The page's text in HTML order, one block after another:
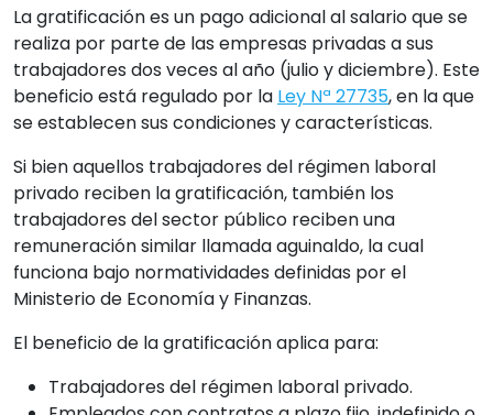
La gratificación es un pago adicional al salario que se
realiza por parte de las empresas privadas a sus
trabajadores dos veces al año (julio y diciembre). Este
beneficio está regulado por la Ley Nª 27735, en la que
se establecen sus condiciones y características.
Si bien aquellos trabajadores del régimen laboral
privado reciben la gratificación, también los
trabajadores del sector público reciben una
remuneración similar llamada aguinaldo, la cual
funciona bajo normatividades definidas por el
Ministerio de Economía y Finanzas.
El beneficio de la gratificación aplica para:
Trabajadores del régimen laboral privado.